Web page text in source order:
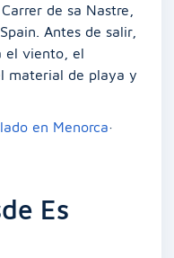
de sa Nastre,
Antes de salir,
el viento, el
material de playa y
en Menorca·
Es